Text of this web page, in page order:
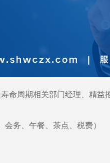
命周期相关部门经理、精益
会务、午餐、茶点、税费）